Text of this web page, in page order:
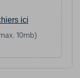
ici
10mb)